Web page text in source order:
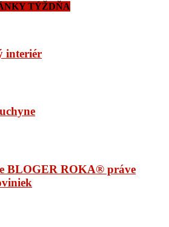
TÝŽDŇA
interiér
BLOGER ROKA® práve